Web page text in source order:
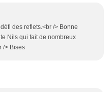
des reflets.<br /> Bonne
Nils qui fait de nombreux
/> Bises